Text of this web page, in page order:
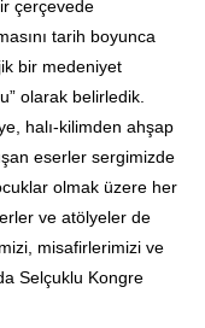
çerçevede
tarih boyunca
bir medeniyet
olarak belirledik.
halı-kilimden ahşap
eserler sergimizde
olmak üzere her
ve atölyeler de
misafirlerimizi ve
Selçuklu Kongre